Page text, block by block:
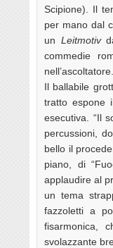
Scipione). Il
per mano dal
un Leitmotiv
commedie
nell’ascoltatore.
Il ballabile
tratto espone
esecutiva. “Il
percussioni,
bello il
piano, di
applaudire al
un tema
fazzoletti a
fisarmonica,
svolazzante